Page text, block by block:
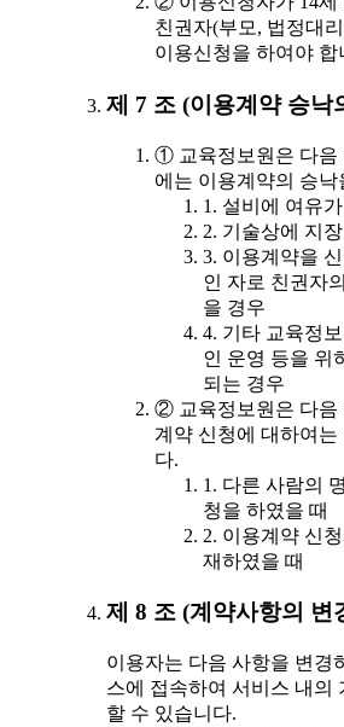
친권자(부모, 법정대
이용신청을 하여야 합
제 7 조 (이용계약 승낙
① 교육정보원은 다음
에는 이용계약의 승
1. 설비에 여유
2. 기술상에 지
3. 이용계약을
인 자로 친권자
을 경우
4. 기타 교육정
인 운영 등을 위
되는 경우
② 교육정보원은 다음
계약 신청에 대하여는
다.
1. 다른 사람의
청을 하였을 때
2. 이용계약 신
재하였을 때
제 8 조 (계약사항의 변
이용자는 다음 사항을 변경
스에 접속하여 서비스 내의
할 수 있습니다.